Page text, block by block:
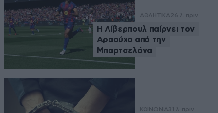
ΑΘΛΗΤΙΚΑ26 λ. πριν
Η Λίβερπουλ παίρνει τον
Αραούχο από την
Μπαρτσελόνα
ΚΟΙΝΩΝΙΑ31 λ. πριν